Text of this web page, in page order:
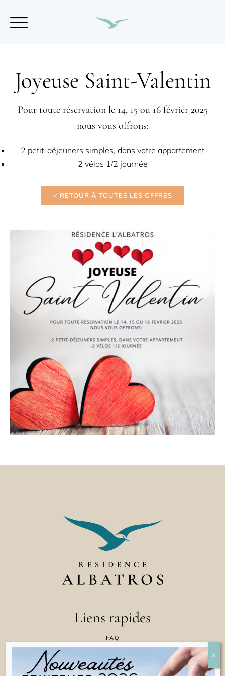
Joyeuse Saint-Valentin
Pour toute réservation le 14, 15 ou 16 février 2025
nous vous offrons:
2 petit-déjeuners simples, dans votre appartement
2 vélos 1/2 journée
< RETOUR À TOUTES LES OFFRES
Liens rapides
FAQ
POLITIQUE EN MATIÈRE DE COOKIES